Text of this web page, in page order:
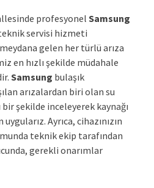
profesyonel Samsung
servisi hizmeti
gelen her türlü arıza
en hızlı şekilde müdahale
Samsung bulaşık
arızalardan biri olan su
bir şekilde inceleyerek kaynağı
Ayrıca, cihazınızın
teknik ekip tarafından
gerekli onarımlar